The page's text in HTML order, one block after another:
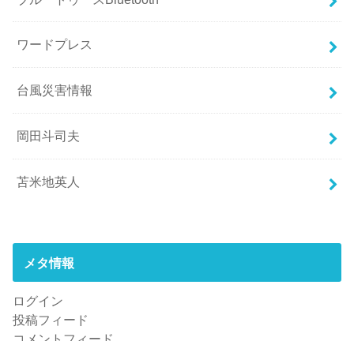
ワードプレス
台風災害情報
岡田斗司夫
苫米地英人
メタ情報
ログイン
投稿フィード